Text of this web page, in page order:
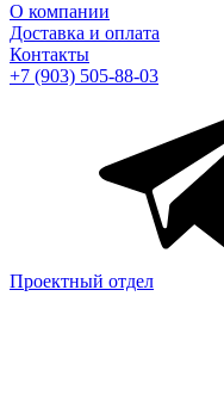
О компании
Доставка и оплата
Контакты
+7 (903) 505-88-03
Проектный отдел